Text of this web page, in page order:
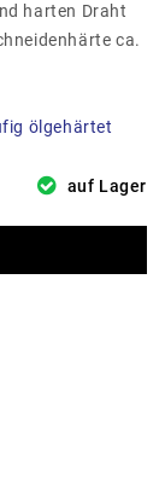
harten Draht
ca.
ölgehärtet
auf Lager